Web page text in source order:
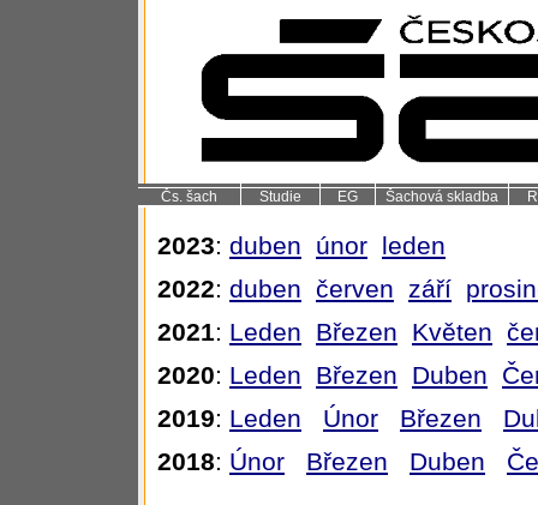
Čs. šach Studie EG Šachová skladba
2023: duben únor leden
2022: duben červen září
2021: Leden Březen Květen
2020: Leden Březen Duben
2019: Leden Únor Březen
2018: Únor Březen Duben